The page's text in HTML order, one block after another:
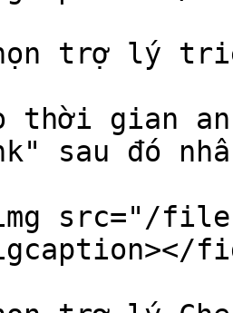
trợ lý
thời gian
sau đó
src="/files/